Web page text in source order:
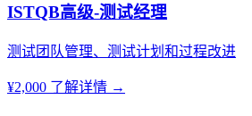
ISTQB高级-测试经理
测试团队管理、测试计划和过程改进
¥2,000 了解详情 →